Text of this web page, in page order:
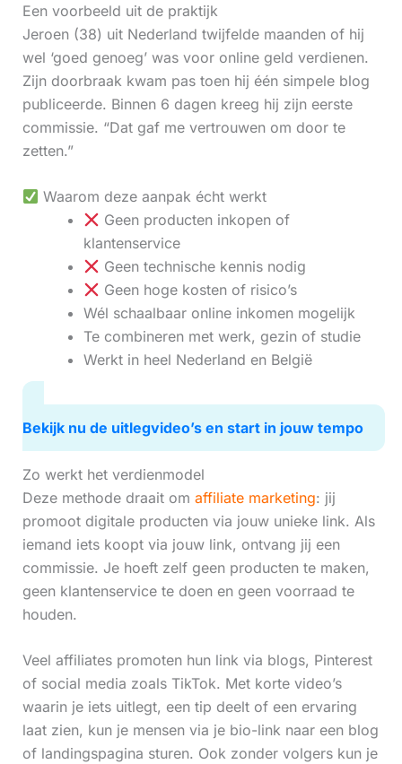
Een voorbeeld uit de praktijk
Jeroen (38) uit Nederland twijfelde maanden of hij
wel ‘goed genoeg’ was voor online geld verdienen.
Zijn doorbraak kwam pas toen hij één simpele blog
publiceerde. Binnen 6 dagen kreeg hij zijn eerste
commissie. “Dat gaf me vertrouwen om door te
zetten.”
Waarom deze aanpak écht werkt
Geen producten inkopen of
klantenservice
Geen technische kennis nodig
Geen hoge kosten of risico’s
Wél schaalbaar online inkomen mogelijk
Te combineren met werk, gezin of studie
Werkt in heel Nederland en België
Bekijk nu de uitlegvideo’s en start in jouw tempo
Zo werkt het verdienmodel
Deze methode draait om affiliate marketing: jij
promoot digitale producten via jouw unieke link. Als
iemand iets koopt via jouw link, ontvang jij een
commissie. Je hoeft zelf geen producten te maken,
geen klantenservice te doen en geen voorraad te
houden.
Veel affiliates promoten hun link via blogs, Pinterest
of social media zoals TikTok. Met korte video’s
waarin je iets uitlegt, een tip deelt of een ervaring
laat zien, kun je mensen via je bio-link naar een blog
of landingspagina sturen. Ook zonder volgers kun je